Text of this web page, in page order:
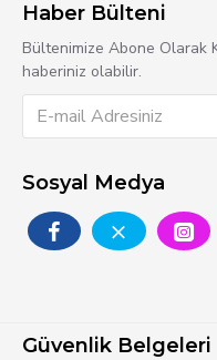
Haber Bülteni
Bültenimize Abone Olarak
haberiniz olabilir.
Sosyal Medya
Güvenlik Belgeleri